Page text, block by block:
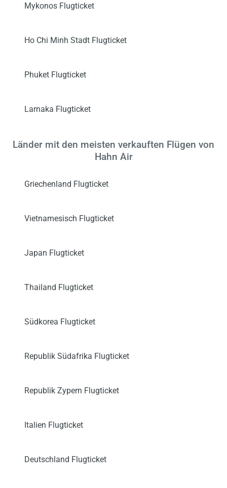
Mykonos Flugticket
Ho Chi Minh Stadt Flugticket
Phuket Flugticket
Larnaka Flugticket
Länder mit den meisten verkauften Flügen von
Hahn Air
Griechenland Flugticket
Vietnamesisch Flugticket
Japan Flugticket
Thailand Flugticket
Südkorea Flugticket
Republik Südafrika Flugticket
Republik Zypern Flugticket
Italien Flugticket
Deutschland Flugticket